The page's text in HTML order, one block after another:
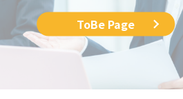
ToBe Page